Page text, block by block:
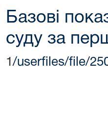
Базові
суду за
1/userfiles/file/